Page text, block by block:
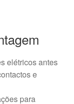
elétricos antes
e
para